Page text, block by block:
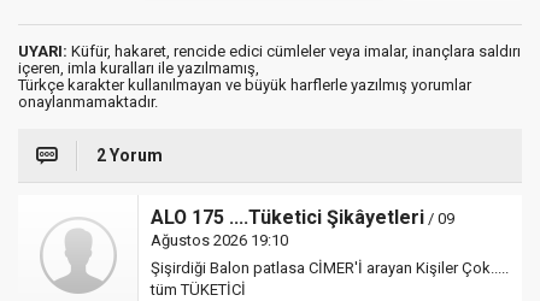
UYARI: Küfür, hakaret, rencide edici cümleler veya imalar, inançlara saldırı
içeren, imla kuralları ile yazılmamış,
Türkçe karakter kullanılmayan ve büyük harflerle yazılmış yorumlar
onaylanmamaktadır.
2 Yorum
ALO 175 ....Tüketici Şikâyetleri / 09
Ağustos 2026 19:10
Şişirdiği Balon patlasa CİMER'İ arayan Kişiler Çok.....
tüm TÜKETİCİ